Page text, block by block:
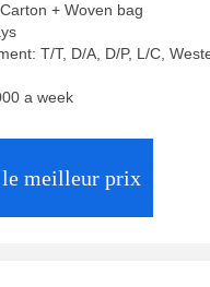
+ Woven bag
T/T, D/A, D/P, L/C,
a week
le meilleur prix